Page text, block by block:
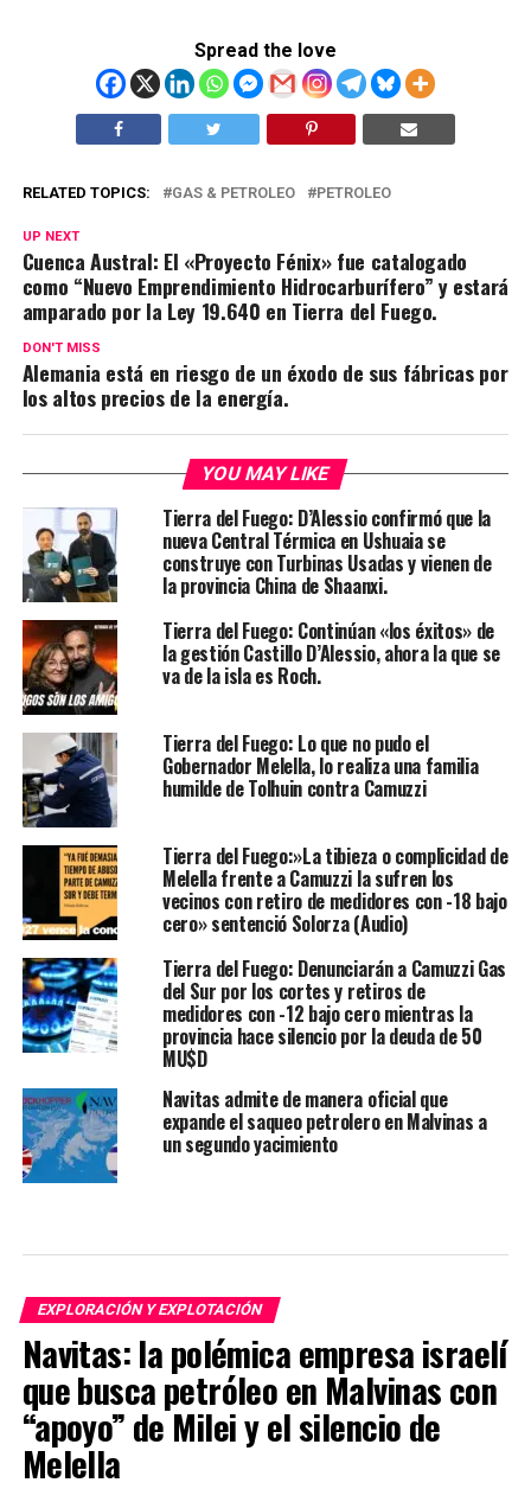
Spread the love
RELATED TOPICS: GAS & PETROLEO PETROLEO
UP NEXT
Cuenca Austral: El «Proyecto Fénix» fue catalogado
como “Nuevo Emprendimiento Hidrocarburífero” y estará
amparado por la Ley 19.640 en Tierra del Fuego.
DON'T MISS
Alemania está en riesgo de un éxodo de sus fábricas por
los altos precios de la energía.
YOU MAY LIKE
Tierra del Fuego: D’Alessio confirmó que la
nueva Central Térmica en Ushuaia se
construye con Turbinas Usadas y vienen de
la provincia China de Shaanxi.
Tierra del Fuego: Continúan «los éxitos» de
la gestión Castillo D’Alessio, ahora la que se
va de la isla es Roch.
Tierra del Fuego: Lo que no pudo el
Gobernador Melella, lo realiza una familia
humilde de Tolhuin contra Camuzzi
Tierra del Fuego:»La tibieza o complicidad de
Melella frente a Camuzzi la sufren los
vecinos con retiro de medidores con -18 bajo
cero» sentenció Solorza (Audio)
Tierra del Fuego: Denunciarán a Camuzzi Gas
del Sur por los cortes y retiros de
medidores con -12 bajo cero mientras la
provincia hace silencio por la deuda de 50
MU$D
Navitas admite de manera oficial que
expande el saqueo petrolero en Malvinas a
un segundo yacimiento
EXPLORACIÓN Y EXPLOTACIÓN
Navitas: la polémica empresa israelí
que busca petróleo en Malvinas con
“apoyo” de Milei y el silencio de
Melella